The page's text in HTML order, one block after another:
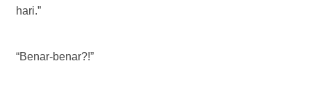
hari.”
“Benar-benar?!”